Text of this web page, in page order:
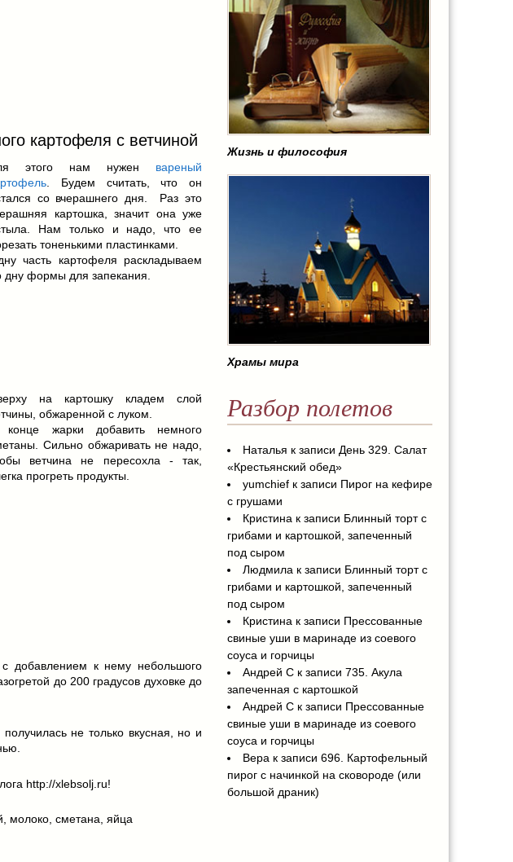
картофеля с ветчиной
этого нам нужен вареный
. Будем считать, что он
со вчерашнего дня. Раз это
картошка, значит она уже
Нам только и надо, что ее
тоненькими пластинками.
часть картофеля раскладываем
дну формы для запекания.
на картошку кладем слой
обжаренной с луком.
жарки добавить немного
Сильно обжаривать не надо,
ветчина не пересохла - так,
прогреть продукты.
добавлением к нему небольшого
до 200 градусов духовке до
получилась не только вкусная, но и
http://xlebsolj.ru!
молоко ,сметана ,яйца
Жизнь и философия
Храмы мира
Разбор полетов
Наталья к записи День 329. Салат
«Крестьянский обед»
yumchiefк записи Пирог на кефире
с грушами
Кристинак записи Блинный торт с
грибами и картошкой, запеченный
под сыром
Людмилак записи Блинный торт с
грибами и картошкой, запеченный
под сыром
Кристинак записи Прессованные
свиные уши в маринаде из соевого
соуса и горчицы
Андрей Ск записи 735. Акула
запеченная с картошкой
Андрей Ск записи Прессованные
свиные уши в маринаде из соевого
соуса и горчицы
Верак записи 696. Картофельный
пирог с начинкой на сковороде (или
большой драник)